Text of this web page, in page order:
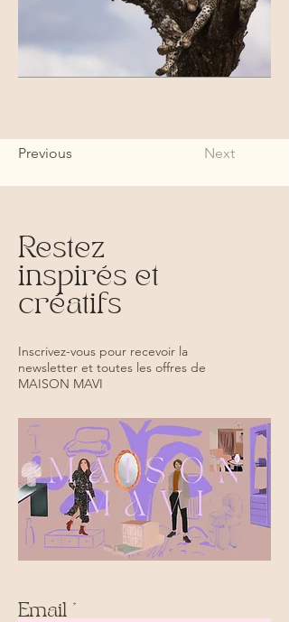
Previous Next
Restez
inspirés et
créatifs
Inscrivez-vous pour recevoir la
newsletter et toutes les offres de
MAISON MAVI
Email